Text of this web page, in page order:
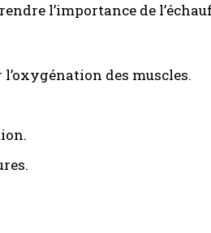
l’importance de
des muscles.